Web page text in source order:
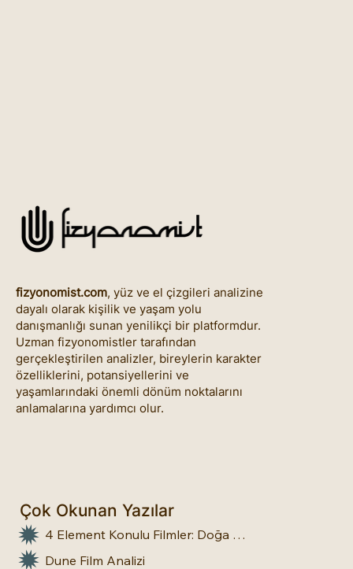
fizyonomist.com, yüz ve el çizgileri analizine
dayalı olarak kişilik ve yaşam yolu
danışmanlığı sunan yenilikçi bir platformdur.
Uzman fizyonomistler tarafından
gerçekleştirilen analizler, bireylerin karakter
özelliklerini, potansiyellerini ve
yaşamlarındaki önemli dönüm noktalarını
anlamalarına yardımcı olur.
Çok Okunan Yazılar
4 Element Konulu Filmler: Doğa Üstü Güçler
Dune Film Analizi